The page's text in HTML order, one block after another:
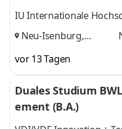
d GmbH
IU Internationale
Neu-Isenburg,
und
vor 13 Tagen
Duales Studium
ement (B.A.)